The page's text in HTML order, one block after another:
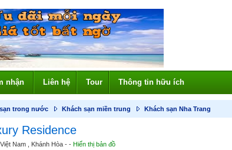
nhận Liên hệ Tour Thông tin hữu ích
trong nước Khách sạn miền trung Khách sạn Nha Trang
Residence
Nam , Khánh Hòa - - Hiển thị bản đồ